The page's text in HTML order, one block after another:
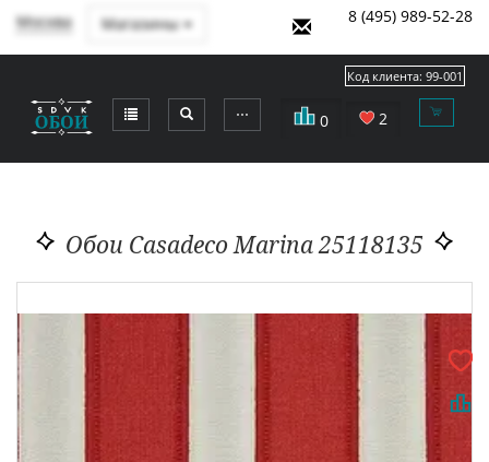
Москва Магазины 8 (495) 989-52-28
⋯ 0 2
Код клиента: 99-001
Обои Casadeco Marina 25118135